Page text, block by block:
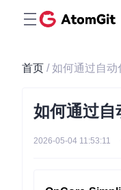
首页 / 如何通过自
如何通过
2026-05-04 11:53:11